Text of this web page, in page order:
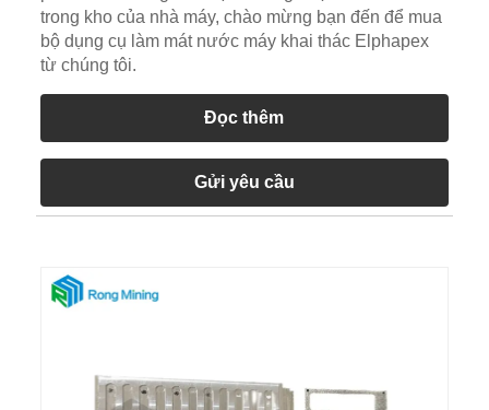
trong kho của nhà máy, chào mừng bạn đến để mua
bộ dụng cụ làm mát nước máy khai thác Elphapex
từ chúng tôi.
Đọc thêm
Gửi yêu cầu